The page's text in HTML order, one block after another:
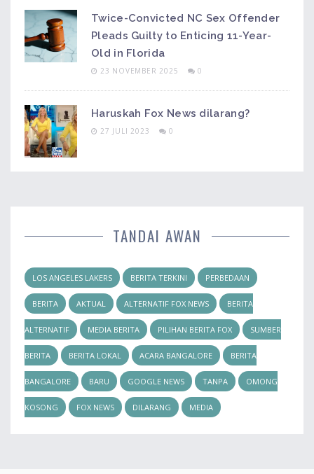
Twice-Convicted NC Sex Offender
Pleads Guilty to Enticing 11-Year-
Old in Florida
23 NOVEMBER 2025 0
Haruskah Fox News dilarang?
27 JULI 2023 0
TANDAI AWAN
LOS ANGELES LAKERS BERITA TERKINI PERBEDAAN
BERITA AKTUAL ALTERNATIF FOX NEWS BERITA
ALTERNATIF MEDIA BERITA PILIHAN BERITA FOX SUMBER
BERITA BERITA LOKAL ACARA BANGALORE BERITA
BANGALORE BARU GOOGLE NEWS TANPA OMONG
KOSONG FOX NEWS DILARANG MEDIA